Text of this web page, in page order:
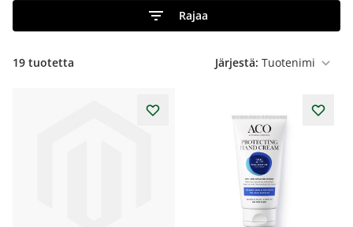
Rajaa
19 tuotetta Järjestä: